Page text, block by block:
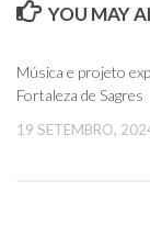
YOU MAY
Música e projeto
Fortaleza de Sagres
19 SETEMBRO,